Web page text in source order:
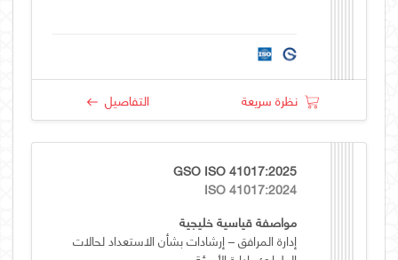
نظرة سريعة التفاصيل
GSO ISO 41017:2025
ISO 41017:2024
مواصفة قياسية خليجية
إدارة المرافق – إرشادات بشأن الاستعداد لحالات